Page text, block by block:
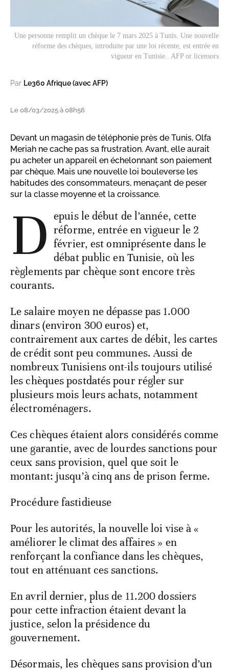
Une personne remplit un chèque le 7 mars 2025 à Tunis. Une nouvelle
réforme des chèques, introduite par une loi récente, est entrée en
vigueur en Tunisie.. AFP or licensors
Par Le360 Afrique (avec AFP)
Le 08/03/2025 à 08h56
Devant un magasin de téléphonie près de Tunis, Olfa
Meriah ne cache pas sa frustration. Avant, elle aurait
pu acheter un appareil en échelonnant son paiement
par chèque. Mais une nouvelle loi bouleverse les
habitudes des consommateurs, menaçant de peser
sur la classe moyenne et la croissance.
D epuis le début de l’année, cette
réforme, entrée en vigueur le 2
février, est omniprésente dans le
débat public en Tunisie, où les
règlements par chèque sont encore très
courants.
Le salaire moyen ne dépasse pas 1.000
dinars (environ 300 euros) et,
contrairement aux cartes de débit, les cartes
de crédit sont peu communes. Aussi de
nombreux Tunisiens ont-ils toujours utilisé
les chèques postdatés pour régler sur
plusieurs mois leurs achats, notamment
électroménagers.
Ces chèques étaient alors considérés comme
une garantie, avec de lourdes sanctions pour
ceux sans provision, quel que soit le
montant: jusqu’à cinq ans de prison ferme.
Procédure fastidieuse
Pour les autorités, la nouvelle loi vise à «
améliorer le climat des affaires » en
renforçant la confiance dans les chèques,
tout en atténuant ces sanctions.
En avril dernier, plus de 11.200 dossiers
pour cette infraction étaient devant la
justice, selon la présidence du
gouvernement.
Désormais, les chèques sans provision d’un